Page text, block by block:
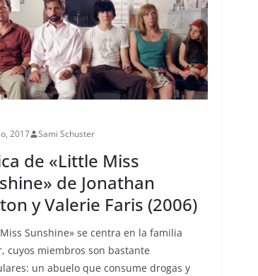
2017 Sami Schuster
de «Little Miss
de Jonathan
y Valerie Faris (2006)
Sunshine» se centra en la familia
cuyos miembros son bastante
un abuelo que consume drogas y